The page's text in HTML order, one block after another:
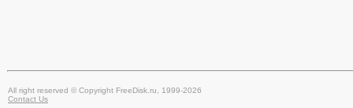
All right reserved © Copyright FreeDisk.ru, 1999-2026
Contact Us